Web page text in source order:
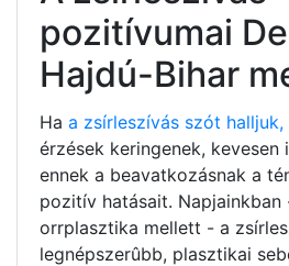
pozitívumai
Hajdú-Bihar
Ha a zsírleszívás szót halljuk,
érzések keringenek, kevesen
ennek a beavatkozásnak a
pozitív hatásait. Napjainkban
orrplasztika mellett - a
legnépszerûbb, plasztikai